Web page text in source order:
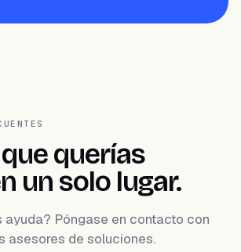
querías
un solo lugar.
ayuda? Póngase en contacto con
asesores de soluciones.